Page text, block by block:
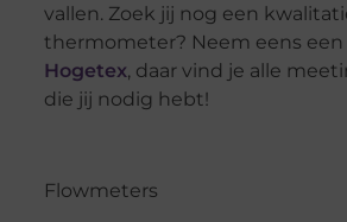
vallen. Zoek jij nog een
thermometer? Neem eens
Hogetex, daar vind je alle
die jij nodig hebt!
Flowmeters